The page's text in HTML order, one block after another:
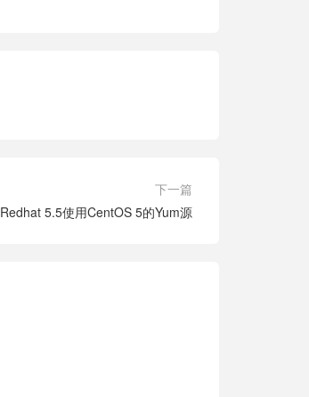
下一篇
Redhat 5.5使用CentOS 5的Yum源